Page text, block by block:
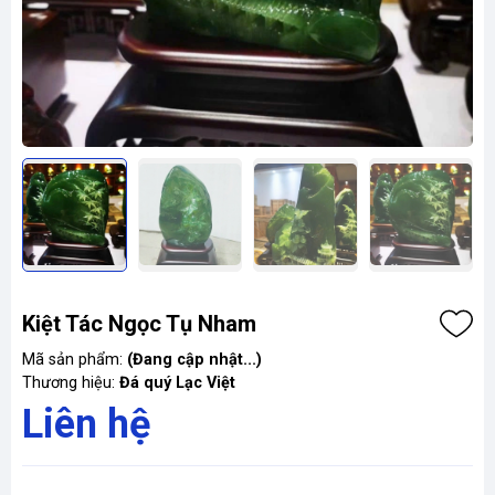
Kiệt Tác Ngọc Tụ Nham
Mã sản phẩm: (Đang cập nhật...)
Thương hiệu: Đá quý Lạc Việt
Liên hệ